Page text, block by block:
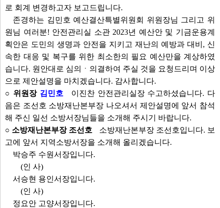
로 회계 변경하고자 보고드립니다.
존경하는 김민호 예산결산특별위원회 위원장님 그리고 위
원님 여러분! 안전관리실 소관 2023년 예산안 및 기금운용계
획안은 도민의 생명과 안전을 지키고 재난의 예방과 대비, 신
속한 대응 및 복구를 위한 최소한의 필요 예산만을 계상하였
습니다. 원안대로 심의ㆍ의결하여 주실 것을 요청드리며 이상
으로 제안설명을 마치겠습니다. 감사합니다.
○ 위원장 김민호
이진찬 안전관리실장 수고하셨습니다. 다
음은 조선호 소방재난본부장 나오셔서 제안설명에 앞서 참석
해 주신 일선 소방서장님들을 소개해 주시기 바랍니다.
○ 소방재난본부장 조선호
소방재난본부장 조선호입니다. 보
고에 앞서 지역소방서장을 소개해 올리겠습니다.
박승주 수원서장입니다.
(인 사)
서승현 용인서장입니다.
(인 사)
정요안 고양서장입니다.